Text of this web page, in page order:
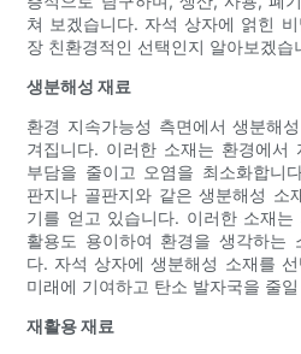
쳐 보겠습니다. 자석 상자에 얽힌
장 친환경적인 선택인지 알아보겠습
생분해성 재료
환경 지속가능성 측면에서 생분해
겨집니다. 이러한 소재는 환경에서
부담을 줄이고 오염을 최소화합니
판지나 골판지와 같은 생분해성 소
기를 얻고 있습니다. 이러한 소재
활용도 용이하여 환경을 생각하는
다. 자석 상자에 생분해성 소재를
미래에 기여하고 탄소 발자국을 줄
재활용 재료